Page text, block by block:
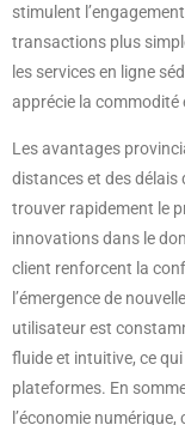
stimulent
transactions plus
les services en ligne
apprécie la commodité
Les avantages
distances et des délais
trouver rapidement le
innovations dans le
client renforcent la
l’émergence de
utilisateur est
fluide et intuitive, ce
plateformes. En
l’économie